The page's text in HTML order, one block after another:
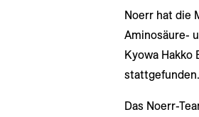
Noerr hat die
Aminosäure-
Kyowa Hakko
stattgefunden.
Das Noerr-